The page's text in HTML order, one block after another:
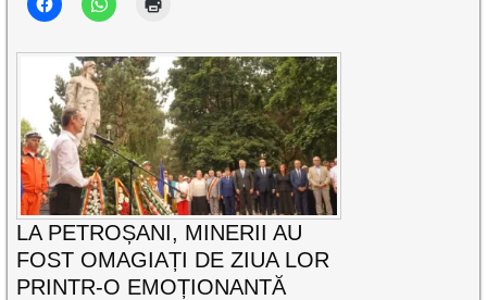
LA PETROȘANI, MINERII AU
FOST OMAGIAȚI DE ZIUA LOR
PRINTR-O EMOȚIONANTĂ